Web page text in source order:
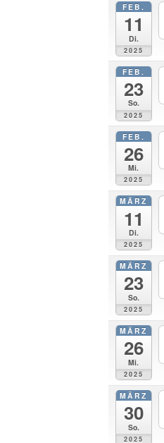
FEB.
11
Di.
2025
FEB.
23
So.
2025
FEB.
26
Mi.
2025
MÄRZ
11
Di.
2025
MÄRZ
23
So.
2025
MÄRZ
26
Mi.
2025
MÄRZ
30
So.
2025